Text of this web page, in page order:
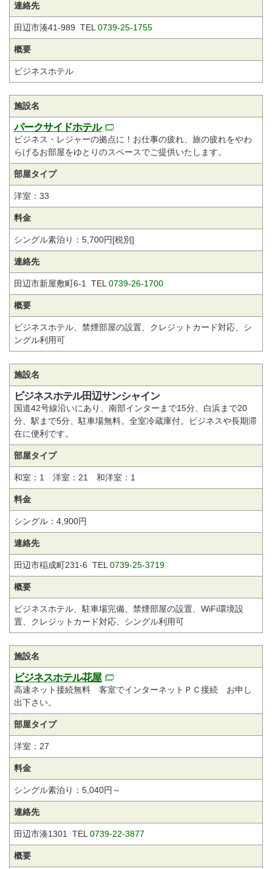
連絡先
田辺市湊41-989 TEL 0739-25-1755
概要
ビジネスホテル
施設名
パークサイドホテル
ビジネス・レジャーの拠点に！お仕事の疲れ、旅の疲れをやわ
らげるお部屋をゆとりのスペースでご提供いたします。
部屋タイプ
洋室：33
料金
シングル素泊り：5,700円[税別]
連絡先
田辺市新屋敷町6-1 TEL 0739-26-1700
概要
ビジネスホテル、禁煙部屋の設置、クレジットカード対応、シ
ングル利用可
施設名
ビジネスホテル田辺サンシャイン
国道42号線沿いにあり、南部インターまで15分、白浜まで20
分、駅まで5分、駐車場無料。全室冷蔵庫付。ビジネスや長期滞
在に便利です。
部屋タイプ
和室：1 洋室：21 和洋室：1
料金
シングル：4,900円
連絡先
田辺市稲成町231-6 TEL 0739-25-3719
概要
ビジネスホテル、駐車場完備、禁煙部屋の設置、WiFi環境設
置、クレジットカード対応、シングル利用可
施設名
ビジネスホテル花屋
高速ネット接続無料 客室でインターネットＰＣ接続 お申し
出下さい。
部屋タイプ
洋室：27
料金
シングル素泊り：5,040円～
連絡先
田辺市湊1301 TEL 0739-22-3877
概要